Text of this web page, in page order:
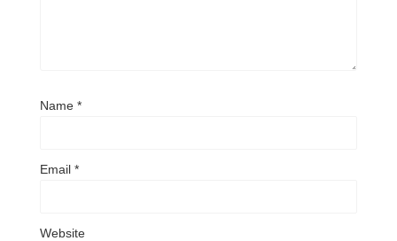
Name *
Email *
Website